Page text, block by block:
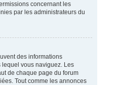
concernant les
par les administrateurs du
des informations
vous naviguez. Les
de chaque page du forum
Tout comme les annonces